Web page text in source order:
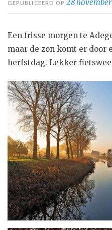
GEPUBLICEERD OP28
Een frisse morgen te
maar de zon komt er door
herfstdag. Lekker